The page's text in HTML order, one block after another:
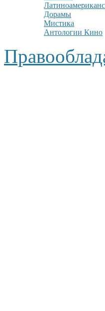
Дорамы
Мистика
Антологии Кино